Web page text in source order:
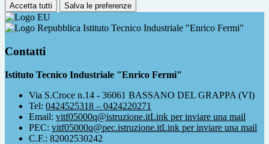
Accetta tutti Salva le preferenze
Istituto Tecnico Industriale "Enrico Fermi"
Contatti
Istituto Tecnico Industriale "Enrico Fermi"
Via S.Croce n.14 - 36061 BASSANO DEL GRAPPA (VI)
Tel: 0424525318 – 0424220271
Email: vitf05000q@istruzione.itLink per inviare una mail
PEC: vitf05000q@pec.istruzione.itLink per inviare una mail
C.F.: 82002530242